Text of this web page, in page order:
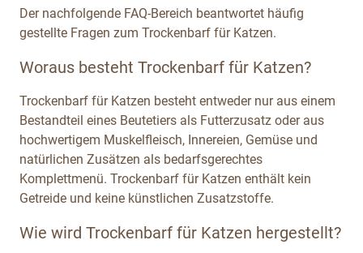
Der nachfolgende FAQ-Bereich beantwortet häufig
gestellte Fragen zum Trockenbarf für Katzen.
Woraus besteht Trockenbarf für Katzen?
Trockenbarf für Katzen besteht entweder nur aus einem
Bestandteil eines Beutetiers als Futterzusatz oder aus
hochwertigem Muskelfleisch, Innereien, Gemüse und
natürlichen Zusätzen als bedarfsgerechtes
Komplettmenü. Trockenbarf für Katzen enthält kein
Getreide und keine künstlichen Zusatzstoffe.
Wie wird Trockenbarf für Katzen hergestellt?